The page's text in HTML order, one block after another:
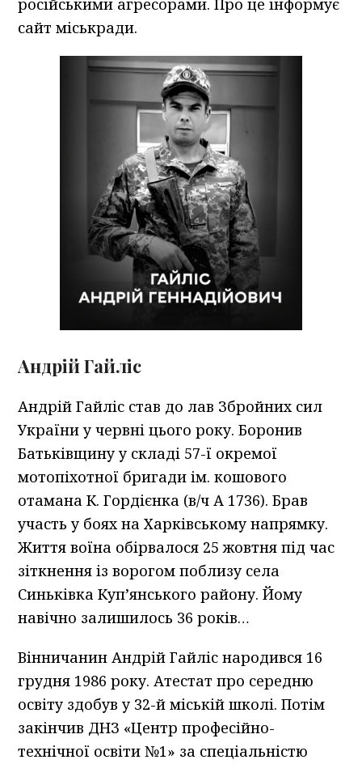
російськими агресорами. Про це інформує
сайт міськради.
Андрій Гайліс
Андрій Гайліс став до лав Збройних сил
України у червні цього року. Боронив
Батьківщину у складі 57-ї окремої
мотопіхотної бригади ім. кошового
отамана К. Гордієнка (в/ч А 1736). Брав
участь у боях на Харківському напрямку.
Життя воїна обірвалося 25 жовтня під час
зіткнення із ворогом поблизу села
Синьківка Куп’янського району. Йому
навічно залишилось 36 років…
Вінничанин Андрій Гайліс народився 16
грудня 1986 року. Атестат про середню
освіту здобув у 32-й міській школі. Потім
закінчив ДНЗ «Центр професійно-
технічної освіти №1» за спеціальністю